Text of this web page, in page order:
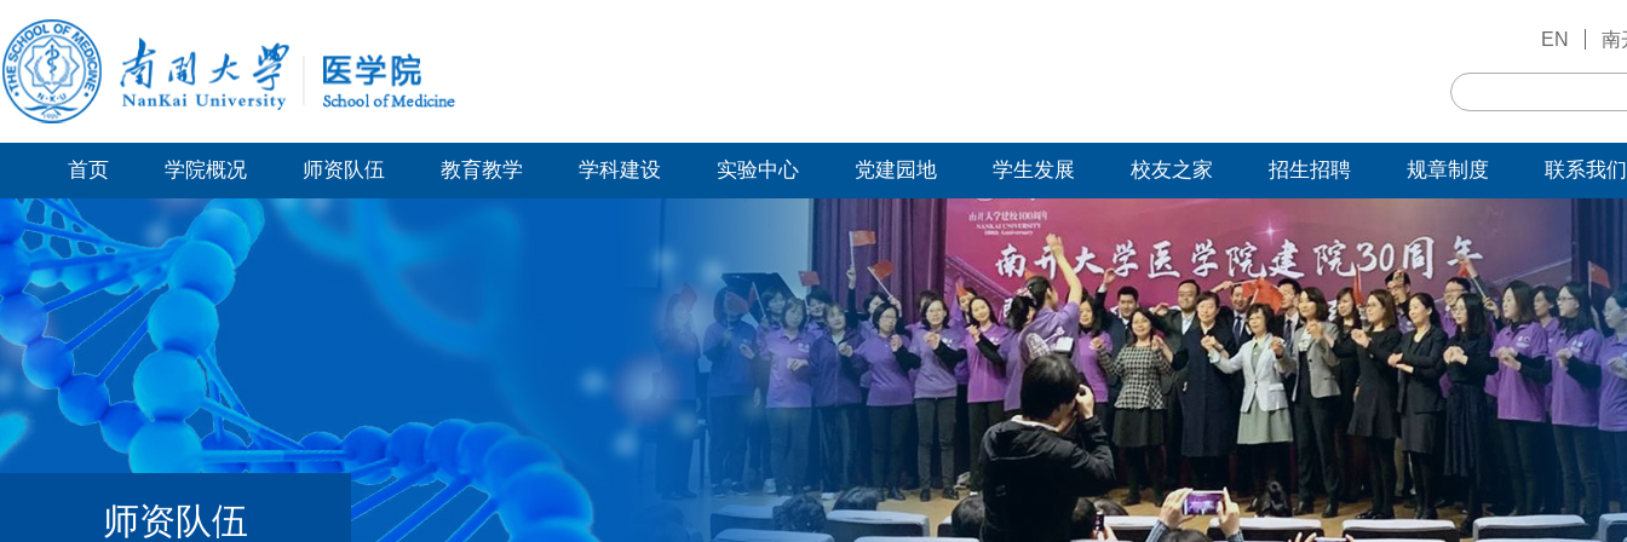
EN 南
首页 学院概况 师资队伍 教育教学 学科建设 实验中心 党建园地 学生发展 校友之家 招生招聘 规章制度 联系我们
师资队伍